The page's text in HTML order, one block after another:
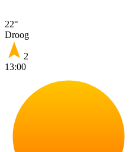
22°
Droog
2
13:00